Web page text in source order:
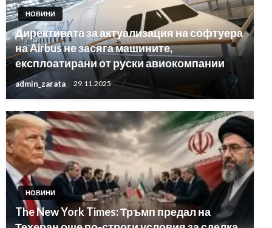
НОВИНИ
Директивата за актуализация на софтуера
на Airbus не засяга машините,
експлоатирани от руски авиокомпании
admin_zarata 29.11.2025
НОВИНИ
The New York Times: Тръмп предал на